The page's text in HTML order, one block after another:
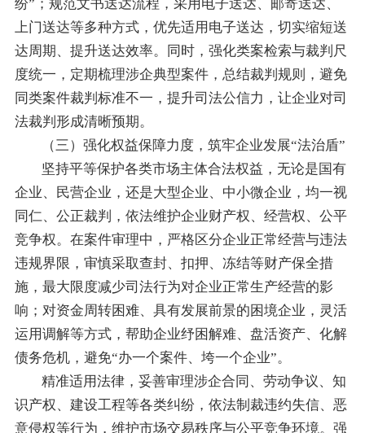
纷”；规范文书送达流程，采用电子送达、邮寄送达、
上门送达等多种方式，优先适用电子送达，切实缩短送
达周期、提升送达效率。同时，强化类案检索与裁判尺
度统一，定期梳理涉企典型案件，总结裁判规则，避免
同类案件裁判标准不一，提升司法公信力，让企业对司
法裁判形成清晰预期。
（三）强化权益保障力度，筑牢企业发展“法治盾”
坚持平等保护各类市场主体合法权益，无论是国有
企业、民营企业，还是大型企业、中小微企业，均一视
同仁、公正裁判，依法维护企业财产权、经营权、公平
竞争权。在案件审理中，严格区分企业正常经营与违法
违规界限，审慎采取查封、扣押、冻结等财产保全措
施，最大限度减少司法行为对企业正常生产经营的影
响；对资金周转困难、具有发展前景的困境企业，灵活
运用调解等方式，帮助企业纾困解难、盘活资产、化解
债务危机，避免“办一个案件、垮一个企业”。
精准适用法律，妥善审理涉企合同、劳动争议、知
识产权、建设工程等各类纠纷，依法制裁违约失信、恶
意侵权等行为，维护市场交易秩序与公平竞争环境。强